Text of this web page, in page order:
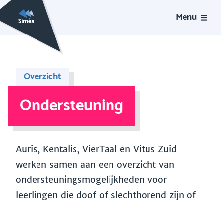
Menu
Overzicht
Ondersteuning
Auris, Kentalis, VierTaal en Vitus Zuid
werken samen aan een overzicht van
ondersteuningsmogelijkheden voor
leerlingen die doof of slechthorend zijn of